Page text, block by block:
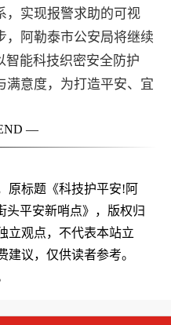
，实现报警求助的可视
，阿勒泰市公安局将继续
智能科技织密安全防护
满意度，为打造平安、宜
—
原标题《科技护平安!阿
头平安新哨点》，版权归
立观点，不代表本站立
议，仅供读者参考。